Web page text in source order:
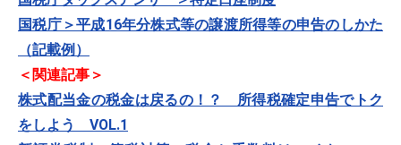
国税庁＞平成16年分株式等の譲渡所得等の申告のしかた
（記載例）
＜関連記事＞
株式配当金の税金は戻るの！？ 所得税確定申告でトク
をしよう VOL.1